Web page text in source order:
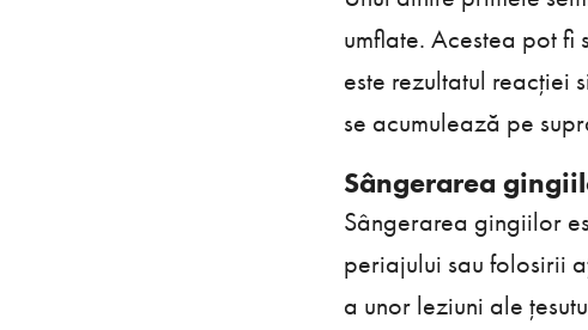
umflate. Acestea pot fi
este rezultatul reacției
se acumulează pe
Sângerarea
Sângerarea gingiilor
periajului sau folosirii
a unor leziuni ale